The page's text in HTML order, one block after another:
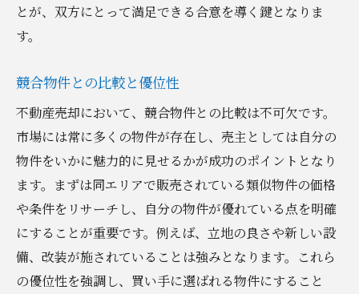
とが、双方にとって満足できる合意を導く鍵となりま
す。
競合物件との比較と優位性
不動産売却において、競合物件との比較は不可欠です。
市場には常に多くの物件が存在し、売主としては自分の
物件をいかに魅力的に見せるかが成功のポイントとなり
ます。まずは同エリアで販売されている類似物件の価格
や条件をリサーチし、自分の物件が優れている点を明確
にすることが重要です。例えば、立地の良さや新しい設
備、改装が施されていることは強みとなります。これら
の優位性を強調し、買い手に選ばれる物件にすること